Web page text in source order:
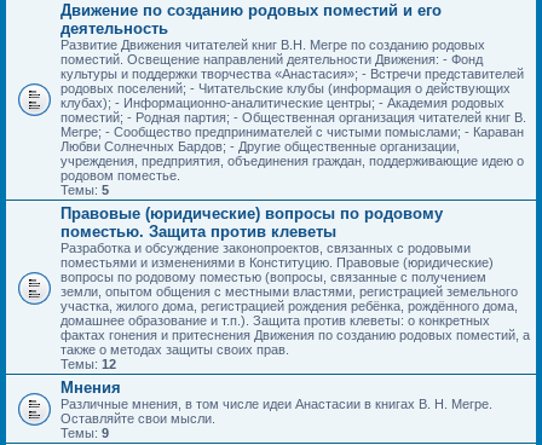
Движение по созданию родовых поместий и его
деятельность
Развитие Движения читателей книг В.Н. Мегре по созданию родовых
поместий. Освещение направлений деятельности Движения: - Фонд
культуры и поддержки творчества «Анастасия»; - Встречи представителей
родовых поселений; - Читательские клубы (информация о действующих
клубах); - Информационно-аналитические центры; - Академия родовых
поместий; - Родная партия; - Общественная организация читателей книг В.
Мегре; - Сообщество предпринимателей с чистыми помыслами; - Караван
Любви Солнечных Бардов; - Другие общественные организации,
учреждения, предприятия, объединения граждан, поддерживающие идею о
родовом поместье.
Темы: 5
Правовые (юридические) вопросы по родовому
поместью. Защита против клеветы
Разработка и обсуждение законопроектов, связанных с родовыми
поместьями и изменениями в Конституцию. Правовые (юридические)
вопросы по родовому поместью (вопросы, связанные с получением
земли, опытом общения с местными властями, регистрацией земельного
участка, жилого дома, регистрацией рождения ребёнка, рождённого дома,
домашнее образование и т.п.). Защита против клеветы: о конкретных
фактах гонения и притеснения Движения по созданию родовых поместий, а
также о методах защиты своих прав.
Темы: 12
Мнения
Различные мнения, в том числе идеи Анастасии в книгах В. Н. Мегре.
Оставляйте свои мысли.
Темы: 9